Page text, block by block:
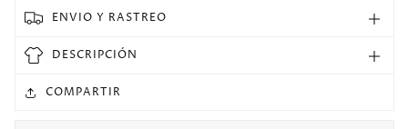
Manga
corta
Versión
Fan
Retro
Manga
Versión
Retro
ENVIO Y RASTREO
DESCRIPCIÓN
COMPARTIR